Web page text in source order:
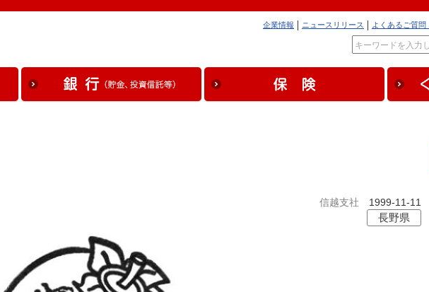
よくあるご質
ニュースリリース
企業情報
信越支社 1999-11-11
長野県